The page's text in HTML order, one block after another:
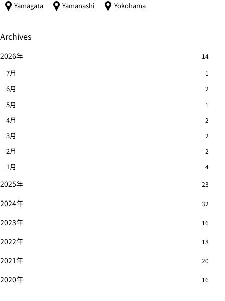
Archives
2026年 14
7月 1
6月 2
5月 1
4月 2
3月 2
2月 2
1月 4
2025年 23
2024年 32
2023年 16
2022年 18
2021年 20
2020年 16
Yamagata Yamanashi Yokohama